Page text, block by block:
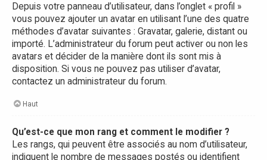
Depuis votre panneau d’utilisateur, dans l’onglet « profil »
vous pouvez ajouter un avatar en utilisant l’une des quatre
méthodes d’avatar suivantes : Gravatar, galerie, distant ou
importé. L’administrateur du forum peut activer ou non les
avatars et décider de la manière dont ils sont mis à
disposition. Si vous ne pouvez pas utiliser d’avatar,
contactez un administrateur du forum.
Haut
Qu’est-ce que mon rang et comment le modifier ?
Les rangs, qui peuvent être associés au nom d’utilisateur,
indiquent le nombre de messages postés ou identifient